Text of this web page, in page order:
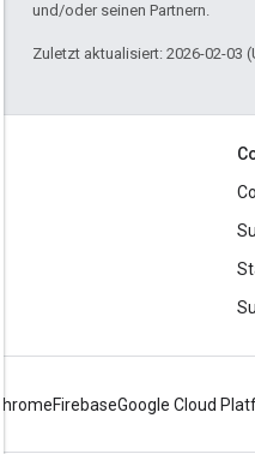
und/oder seinen Partnern.
Zuletzt aktualisiert: 2026-02-03
ChromeFirebaseGoogle Cloud